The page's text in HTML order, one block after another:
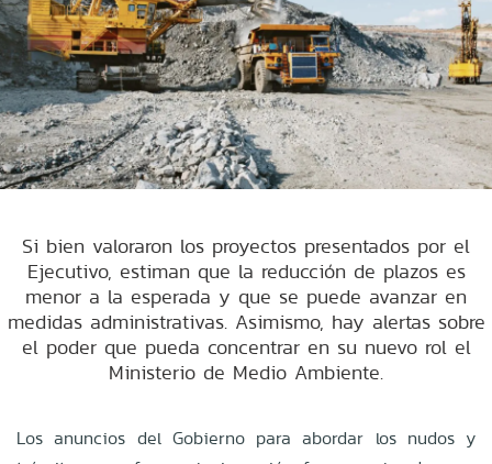
Si bien valoraron los proyectos presentados por el
Ejecutivo, estiman que la reducción de plazos es
menor a la esperada y que se puede avanzar en
medidas administrativas. Asimismo, hay alertas sobre
el poder que pueda concentrar en su nuevo rol el
Ministerio de Medio Ambiente.
Los anuncios del Gobierno para abordar los nudos y